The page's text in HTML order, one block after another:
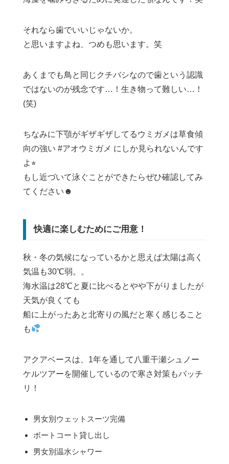
それなら歯でいいじゃないか。
と思いますよね、つめも思います。笑
あくまでも鳥と同じクチバシなので歯という認識
ではないのが残念です…！生き物って難しい…！
(笑)
ちなみに下顎がギザギザしてるウミガメは草食傾
向の強い #アオウミガメ にしか見られないんです
よ⭐︎
もし近づいて泳ぐことができたらぜひ確認してみ
てください☻
快適に楽しむためにご用意！
秋・冬の気候になっているかと思えば太陽は高く
気温も30℃弱。。
海水温は28℃と夏に比べるとやや下がりましたが
天気が良くても
船に上がったあと北寄りの風だと寒く感じること
も
アクアベースは、 1年を通して八重干瀬シュノー
ケルツアーを開催しているので寒さ対策もバッチ
リ！
男女別ウェットスーツ完備
ボートコート貸し出し
男女別温水シャワー